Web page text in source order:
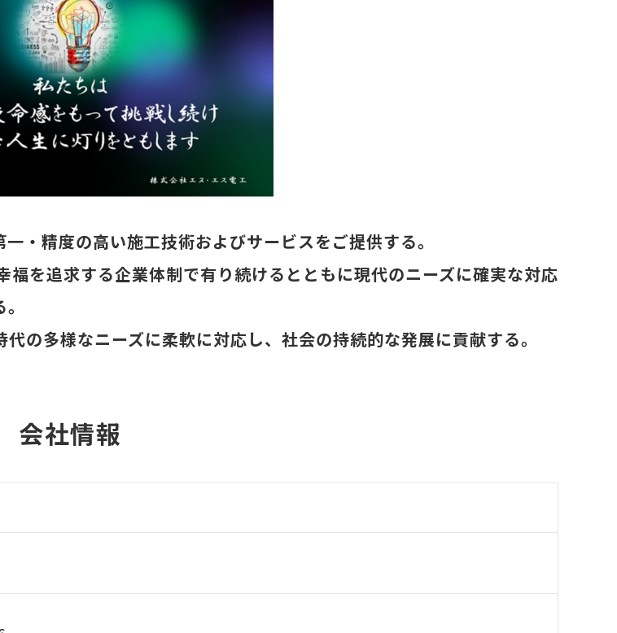
・精度の高い施工技術およびサービスをご提供する。
を追求する企業体制で有り続けるとともに現代のニーズに確実な対応
の多様なニーズに柔軟に対応し、社会の持続的な発展に貢献する。
会社情報